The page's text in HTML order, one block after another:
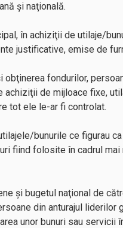
şi naţională.
în achiziţii de utilaje/
justificative, emise de
fondurilor,
de mijloace fixe,
tot ele le-ar fi controlat.
bunurile ce figurau
fiind folosite în cadrul
şi bugetul naţional de
din anturajul
unor bunuri sau servicii